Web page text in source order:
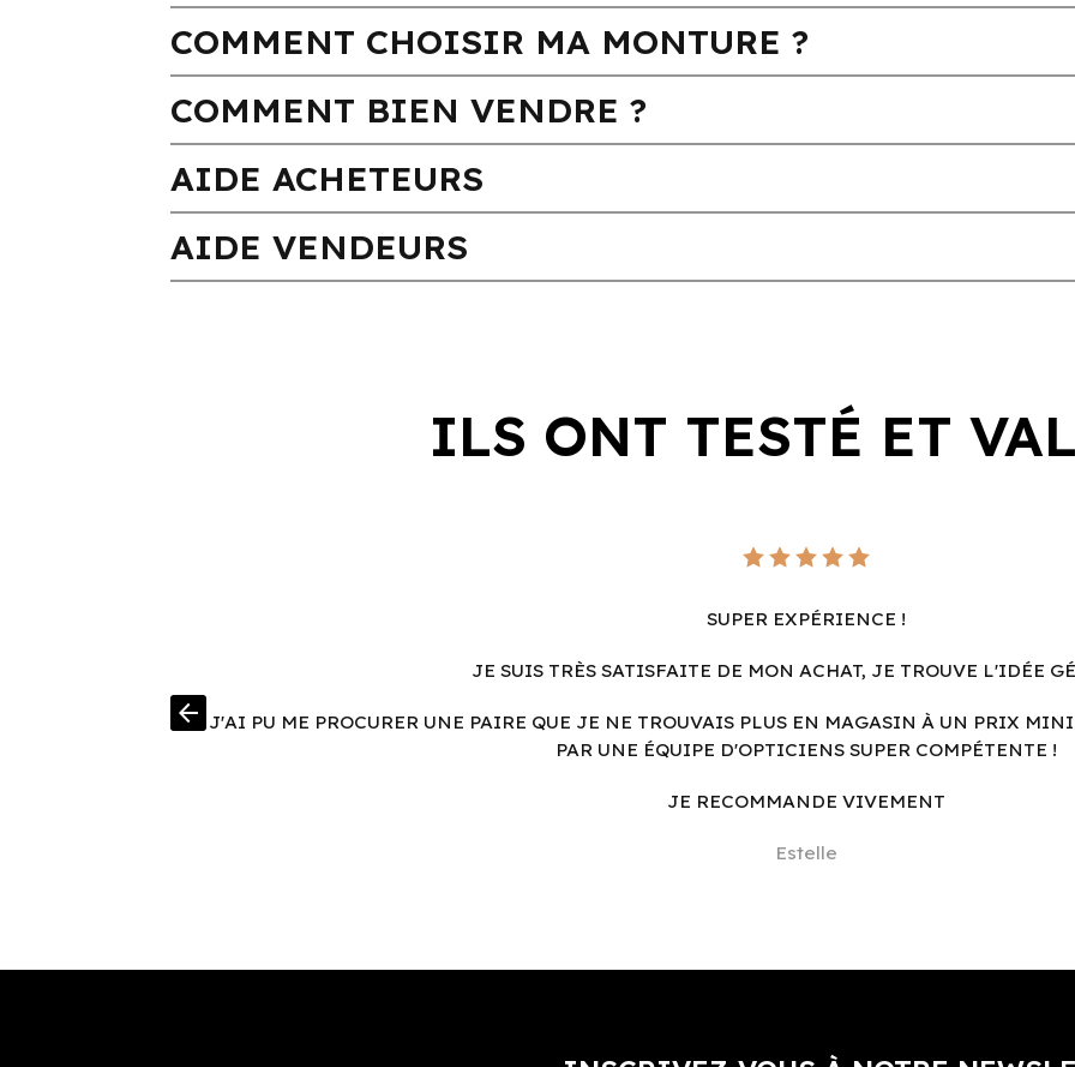
COMMENT CHOISIR MA MONTURE ?
COMMENT BIEN VENDRE ?
AIDE ACHETEURS
AIDE VENDEURS
ILS ONT TESTÉ ET
SUPER EXPÉRIENCE !
JE SUIS TRÈS SATISFAITE DE MON ACHAT, JE TROUVE L'IDÉE
J'AI PU ME PROCURER UNE PAIRE QUE JE NE TROUVAIS PLUS EN MAGASIN À UN PRIX
PAR UNE ÉQUIPE D'OPTICIENS SUPER COMPÉTENTE !
JE RECOMMANDE VIVEMENT
Estelle
arrow_back